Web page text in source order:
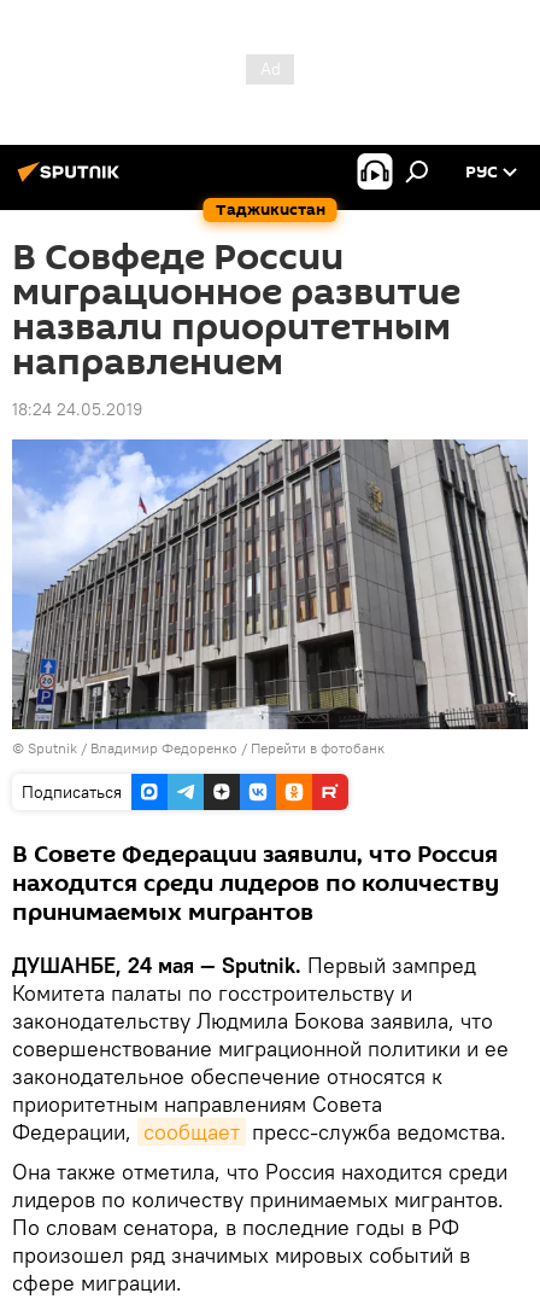
Таджикистан
РУС
В Совфеде России
миграционное развитие
назвали приоритетным
направлением
18:24 24.05.2019
© Sputnik / Владимир Федоренко / Перейти в фотобанк
Подписаться
В Совете Федерации заявили, что Россия
находится среди лидеров по количеству
принимаемых мигрантов
ДУШАНБЕ, 24 мая — Sputnik. Первый зампред
Комитета палаты по госстроительству и
законодательству Людмила Бокова заявила, что
совершенствование миграционной политики и ее
законодательное обеспечение относятся к
приоритетным направлениям Совета
Федерации, сообщает пресс-служба ведомства.
Она также отметила, что Россия находится среди
лидеров по количеству принимаемых мигрантов.
По словам сенатора, в последние годы в РФ
произошел ряд значимых мировых событий в
сфере миграции.